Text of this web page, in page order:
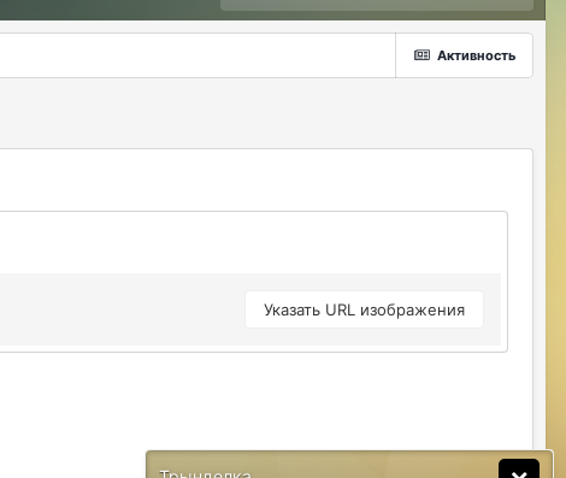
Активность
Указать URL изображения
это печально (
08/04/26 10:24 AM
ДусяАгрегаТ 08/04/26 10:53 AM
Justina 08/04/26 11:33 AM